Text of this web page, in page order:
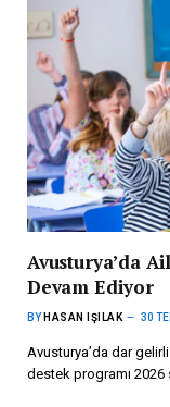
Avusturya’da
Devam Ediyor
BY HASAN IŞILAK 30
Avusturya’da dar
destek programı 2026